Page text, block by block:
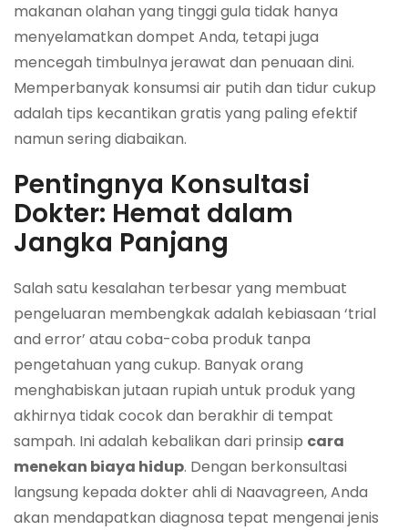
makanan olahan yang tinggi gula tidak hanya
menyelamatkan dompet Anda, tetapi juga
mencegah timbulnya jerawat dan penuaan dini.
Memperbanyak konsumsi air putih dan tidur cukup
adalah tips kecantikan gratis yang paling efektif
namun sering diabaikan.
Pentingnya Konsultasi
Dokter: Hemat dalam
Jangka Panjang
Salah satu kesalahan terbesar yang membuat
pengeluaran membengkak adalah kebiasaan ‘trial
and error’ atau coba-coba produk tanpa
pengetahuan yang cukup. Banyak orang
menghabiskan jutaan rupiah untuk produk yang
akhirnya tidak cocok dan berakhir di tempat
sampah. Ini adalah kebalikan dari prinsip cara
menekan biaya hidup. Dengan berkonsultasi
langsung kepada dokter ahli di Naavagreen, Anda
akan mendapatkan diagnosa tepat mengenai jenis